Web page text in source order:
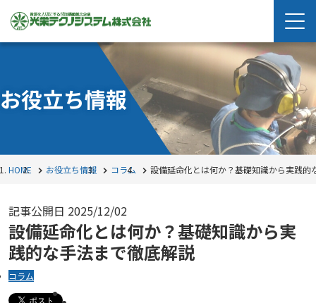
お役立ち情報
HOME お役立ち情報 コラム 設備延命化とは何か？基礎知識から実践的
記事公開日 2025/12/02
設備延命化とは何か？基礎知識から実
践的な手法まで徹底解説
コラム